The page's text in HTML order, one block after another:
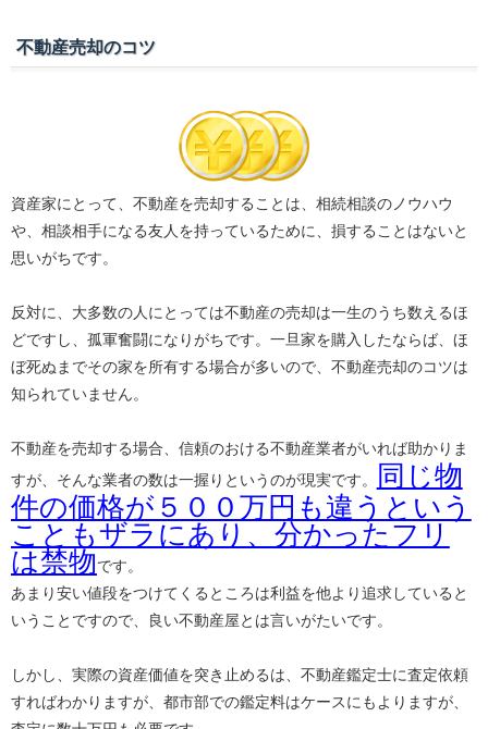
不動産売却のコツ
資産家にとって、不動産を売却することは、相続相談のノウハウ
や、相談相手になる友人を持っているために、損することはないと
思いがちです。
反対に、大多数の人にとっては不動産の売却は一生のうち数えるほ
どですし、孤軍奮闘になりがちです。一旦家を購入したならば、ほ
ぼ死ぬまでその家を所有する場合が多いので、不動産売却のコツは
知られていません。
不動産を売却する場合、信頼のおける不動産業者がいれば助かりま
すが、そんな業者の数は一握りというのが現実です。
同じ物
件の価格が５００万円も違うという
こともザラにあり、分かったフリ
は禁物です。
あまり安い値段をつけてくるところは利益を他より追求していると
いうことですので、良い不動産屋とは言いがたいです。
しかし、実際の資産価値を突き止めるは、不動産鑑定士に査定依頼
すればわかりますが、都市部での鑑定料はケースにもよりますが、